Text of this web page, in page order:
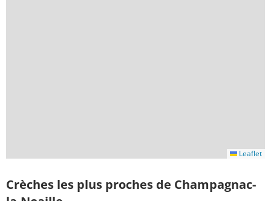
Leaflet
Crèches les plus proches de Champagnac-